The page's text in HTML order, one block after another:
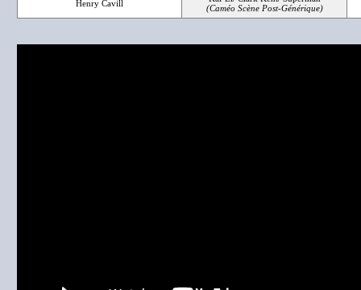
Henry Cavill
(Caméo Scène Post-Générique)